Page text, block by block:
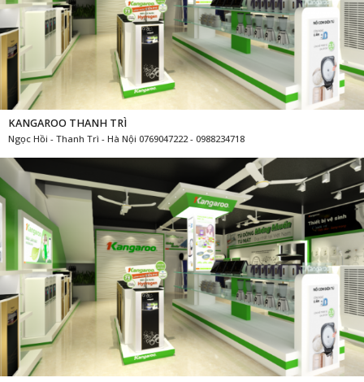
KANGAROO THANH TRÌ
Ngọc Hồi - Thanh Trì - Hà Nội 0769047222 - 0988234718